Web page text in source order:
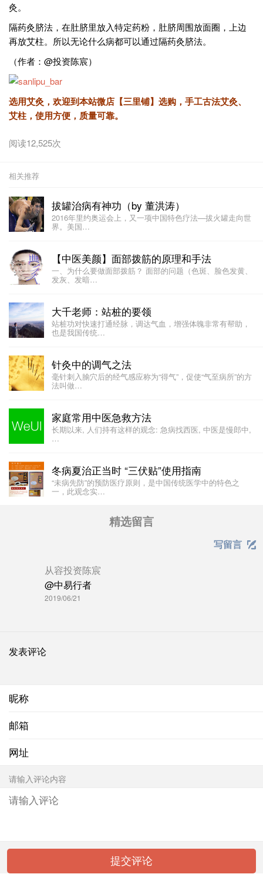
灸。
隔药灸脐法，在肚脐里放入特定药粉，肚脐周围放面圈，上边
再放艾柱。所以无论什么病都可以通过隔药灸脐法。
（作者：@投资陈宸）
选用艾灸，欢迎到本站微店 【三里铺】 选购，手工古法艾灸、
艾柱，使用方便，质量可靠。
阅读12,525次
相关推荐
拔罐治病有神功（by 董洪涛）
2016年里约奥运会上，又一项中国特色疗法—拔火罐走向世
界。美国…
【中医美颜】面部拨筋的原理和手法
一、为什么要做面部拨筋？ 面部的问题（色斑、脸色发黄、
发灰、发暗…
大千老师：站桩的要领
站桩功对快速打通经脉，调达气血，增强体魄非常有帮助，
也是我国传统…
针灸中的调气之法
毫针刺入腧穴后的经气感应称为“得气”，促使“气至病所”的方
法叫做…
家庭常用中医急救方法
长期以来, 人们持有这样的观念: 急病找西医, 中医是慢郎中,
…
冬病夏治正当时 “三伏贴”使用指南
“未病先防”的预防医疗原则，是中国传统医学中的特色之
一，此观念实…
精选留言
写留言 
从容投资陈宸
@中易行者
2019/06/21
发表评论
昵称
邮箱
网址
请输入评论内容